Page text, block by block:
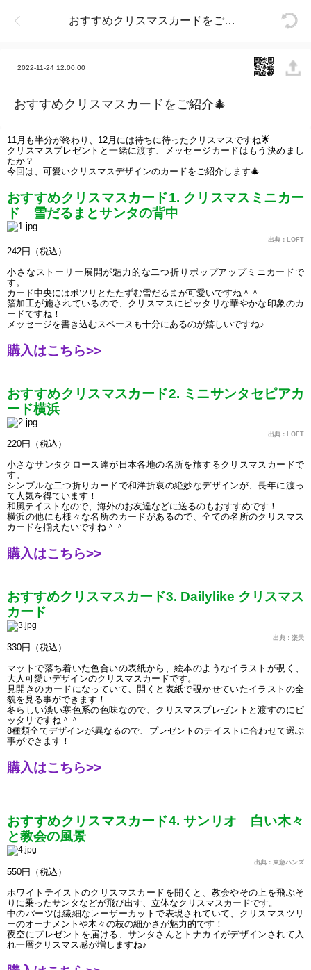
おすすめクリスマスカードをご紹介🎄
2022-11-24 12:00:00
おすすめクリスマスカードをご紹介🎄
11月も半分が終わり、12月には待ちに待ったクリスマスですね🌟
クリスマスプレゼントと一緒に渡す、メッセージカードはもう決めまし
たか？
今回は、可愛いクリスマスデザインのカードをご紹介します🎄
おすすめクリスマスカード1. クリスマスミニカー
ド　雪だるまとサンタの背中
出典：LOFT
242円（税込）
小さなストーリー展開が魅力的な二つ折りポップアップミニカードで
す。
カード中央にはポツリとたたずむ雪だるまが可愛いですね＾＾
箔加工が施されているので、クリスマスにピッタリな華やかな印象のカ
ードですね！
メッセージを書き込むスペースも十分にあるのが嬉しいですね♪
購入はこちら>>
おすすめクリスマスカード2. ミニサンタセピアカ
ード横浜
出典：LOFT
220円（税込）
小さなサンタクロース達が日本各地の名所を旅するクリスマスカードで
す。
シンプルな二つ折りカードで和洋折衷の絶妙なデザインが、長年に渡っ
て人気を得ています！
和風テイストなので、海外のお友達などに送るのもおすすめです！
横浜の他にも様々な名所のカードがあるので、全ての名所のクリスマス
カードを揃えたいですね＾＾
購入はこちら>>
おすすめクリスマスカード3. Dailylike クリスマス
カード
出典：楽天
330円（税込）
マットで落ち着いた色合いの表紙から、絵本のようなイラストが覗く、
大人可愛いデザインのクリスマスカードです。
見開きのカードになっていて、開くと表紙で覗かせていたイラストの全
貌を見る事ができます！
冬らしい淡い寒色系の色味なので、クリスマスプレゼントと渡すのにピ
ッタリですね＾＾
8種類全てデザインが異なるので、プレゼントのテイストに合わせて選ぶ
事ができます！
購入はこちら>>
おすすめクリスマスカード4. サンリオ　白い木々
と教会の風景
出典：東急ハンズ
550円（税込）
ホワイトテイストのクリスマスカードを開くと、教会やその上を飛ぶそ
りに乗ったサンタなどが飛び出す、立体なクリスマスカードです。
中のパーツは繊細なレーザーカットで表現されていて、クリスマスツリ
ーのオーナメントや木々の枝の細かさが魅力的です！
夜空にプレゼントを届ける、サンタさんとトナカイがデザインされて入
れ一層クリスマス感が増しますね♪